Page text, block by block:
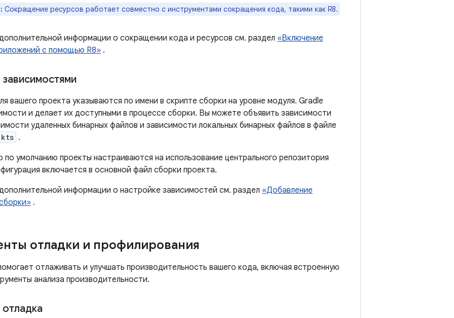
Сокращение ресурсов работает совместно с инструментами сокращения кода, такими как R8.
информации о сокращении кода и ресурсов см. раздел «Включение
с помощью R8» .
вашего проекта указываются по имени в скрипте сборки на уровне модуля. Gradle
и делает их доступными в процессе сборки. Вы можете объявить зависимости
удаленных бинарных файлов и зависимости локальных бинарных файлов в файле
.
по умолчанию проекты настраиваются на использование центрального репозитория
включается в основной файл сборки проекта.
информации о настройке зависимостей см. раздел «Добавление
.
отладки и профилирования
отлаживать и улучшать производительность вашего кода, включая встроенную
анализа производительности.